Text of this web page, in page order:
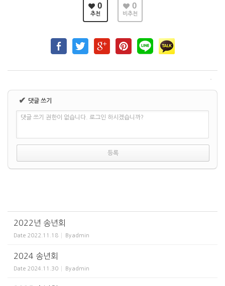
0
추천
0
비추천
✔ 댓글 쓰기
댓글 쓰기 권한이 없습니다. 로그인 하시겠습니까?
2022년 송년회
Date 2022.11.18 Byadmin
2024 송년회
Date 2024.11.30 Byadmin